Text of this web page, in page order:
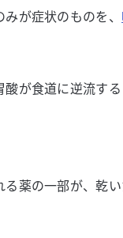
が症状のものを、
酸が食道に逆流す
薬の一部が、乾